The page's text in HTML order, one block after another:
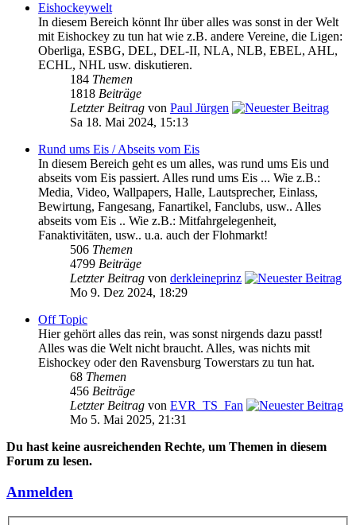
Eishockeywelt
In diesem Bereich könnt Ihr über alles was sonst in der Welt
mit Eishockey zu tun hat wie z.B. andere Vereine, die Ligen:
Oberliga, ESBG, DEL, DEL-II, NLA, NLB, EBEL, AHL,
ECHL, NHL usw. diskutieren.
184 Themen
1818 Beiträge
Letzter Beitrag von Paul Jürgen
Sa 18. Mai 2024, 15:13
Rund ums Eis / Abseits vom Eis
In diesem Bereich geht es um alles, was rund ums Eis und
abseits vom Eis passiert. Alles rund ums Eis ... Wie z.B.:
Media, Video, Wallpapers, Halle, Lautsprecher, Einlass,
Bewirtung, Fangesang, Fanartikel, Fanclubs, usw.. Alles
abseits vom Eis .. Wie z.B.: Mitfahrgelegenheit,
Fanaktivitäten, usw.. u.a. auch der Flohmarkt!
506 Themen
4799 Beiträge
Letzter Beitrag von derkleineprinz
Mo 9. Dez 2024, 18:29
Off Topic
Hier gehört alles das rein, was sonst nirgends dazu passt!
Alles was die Welt nicht braucht. Alles, was nichts mit
Eishockey oder den Ravensburg Towerstars zu tun hat.
68 Themen
456 Beiträge
Letzter Beitrag von EVR_TS_Fan
Mo 5. Mai 2025, 21:31
Du hast keine ausreichenden Rechte, um Themen in diesem
Forum zu lesen.
Anmelden